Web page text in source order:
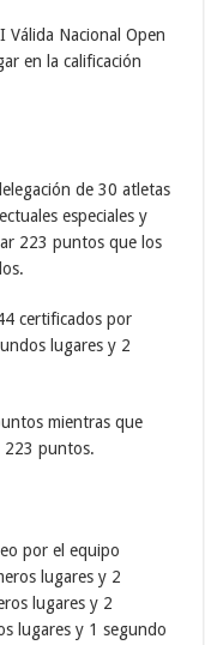
Válida Nacional Open
en la calificación
de 30 atletas
especiales y
223 puntos que los
certificados por
lugares y 2
mientras que
223 puntos.
por el equipo
lugares y 2
lugares y 2
lugares y 1 segundo